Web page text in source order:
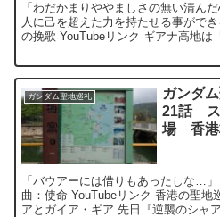
「わだかまりややましさの無い清ん
人に己を超えた力を持たせる事ができる。」 お勧めの曲
の挽歌 YouTubeリンク ギアナ高地は『機動武闘伝Gガンダム』の第
ガンダム聖地巡礼
ガンダ
21話 ス
場 香港
「バウアーには借りもあったしな…」 梅窩
曲：使命 YouTubeリンク 香港の聖地巡礼第3弾。今回は逆襲のシャ
アとガイア・ギア 先日『逆襲のシャア』を改めて観ていたら、見覚